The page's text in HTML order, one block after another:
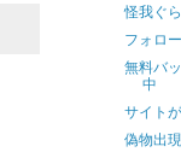
怪我ぐ
フォロ
無料バ
中
サイト
偽物出